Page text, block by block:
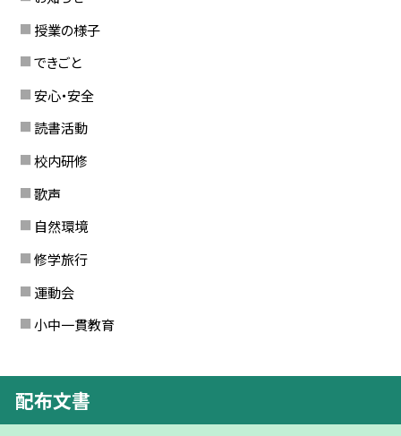
授業の様子
できごと
安心・安全
読書活動
校内研修
歌声
自然環境
修学旅行
運動会
小中一貫教育
配布文書